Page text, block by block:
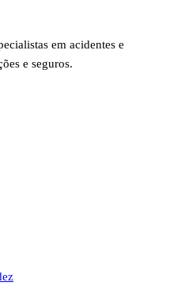
em acidentes e
e seguros.